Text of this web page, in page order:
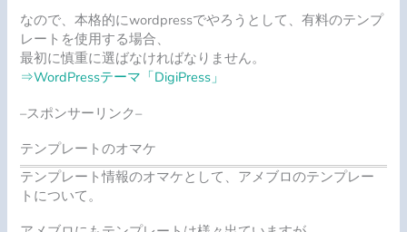
なので、本格的にwordpressでやろうとして、有料のテンプ
レートを使用する場合、
最初に慎重に選ばなければなりません。
⇒WordPressテーマ「DigiPress」
–スポンサーリンク–
テンプレートのオマケ
テンプレート情報のオマケとして、アメブロのテンプレー
トについて。